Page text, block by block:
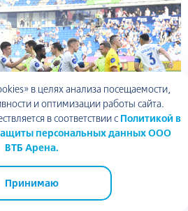
ВТБ Арена
в целях анализа посещаемости,
и оптимизации работы сайта.
в соответствии с Политикой в
персональных данных ООО
ВТБ Арена.
Принимаю